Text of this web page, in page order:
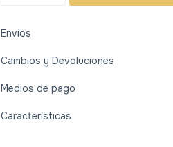
Envíos
Cambios y Devoluciones
Medios de pago
Características